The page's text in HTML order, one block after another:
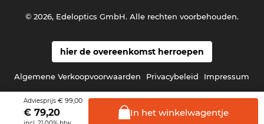
Adviesprijs € 99,00
€ 79,20 In hetwinkelwagentje
hier de overeenkomst herroepen
Algemene Verkoopvoorwaarden Privacybeleid Impressum
© 2026, Edeloptics GmbH. Alle rechten voorbehouden.